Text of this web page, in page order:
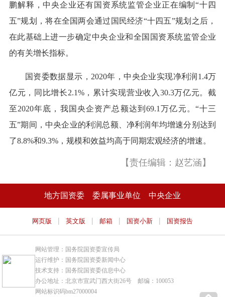
鹏解释，中央企业还有国资系统监管企业正在编制“十四
五”规划，将在全国两会通过国民经济“十四五”规划之后，
在此基础上进一步确定中央企业和全国国资系统监管企业
的有关增长指标。
国资委数据显示，2020年，中央企业实现净利润1.4万
亿元，同比增长2.1%，累计实现营业收入30.3万亿元。截
至2020年底，我国央企资产总额达到69.1万亿元。“十三
五”期间，中央企业的利润总额、净利润年均增速分别达到
了8.8%和9.3%，规模和效益均高于同期宏观经济的增速。
【责任编辑：赵艺涵】
地方国资委 委属事业单位 中央企业
网页版 | 英文版 | 邮箱 | 国资小新 | 国资报告
网站管理：国务院国资委宣传局
运行维护：国务院国资委新闻中心
技术支持：国务院国资委信息中心
办公地址：北京市宣武门西大街26号 邮编：100053
网站标识码bm27000004